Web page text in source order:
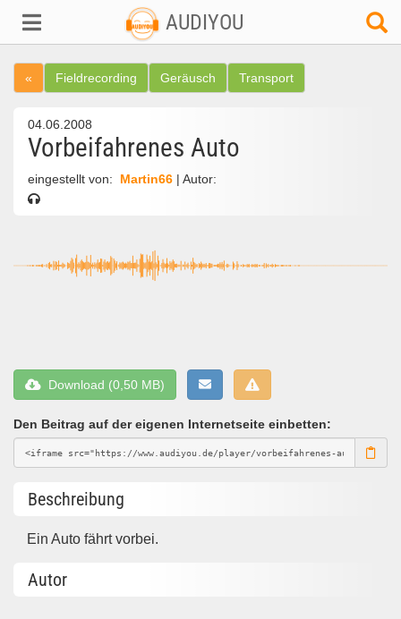
AUDIYOU
« Fieldrecording Geräusch Transport
04.06.2008
Vorbeifahrenes Auto
eingestellt von: Martin66 | Autor:
Download (0,50 MB)
Den Beitrag auf der eigenen Internetseite einbetten:
Beschreibung
Ein Auto fährt vorbei.
Autor